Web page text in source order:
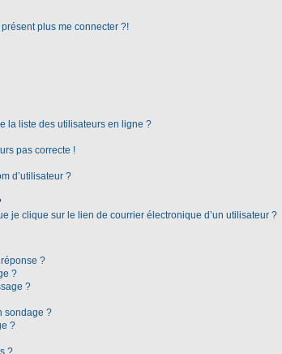
plus me connecter ?!
la liste des utilisateurs en ligne ?
pas correcte !
d’utilisateur ?
je clique sur le lien de courrier électronique d’un utilisateur ?
?
?
?
sondage ?
?
?